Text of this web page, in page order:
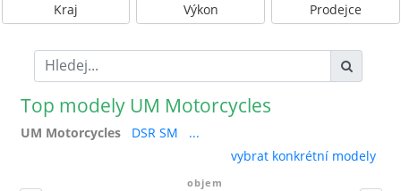
Kraj Výkon Prodejce
Top modely UM Motorcycles
UM Motorcycles DSR SM
...
vybrat konkrétní modely
objem